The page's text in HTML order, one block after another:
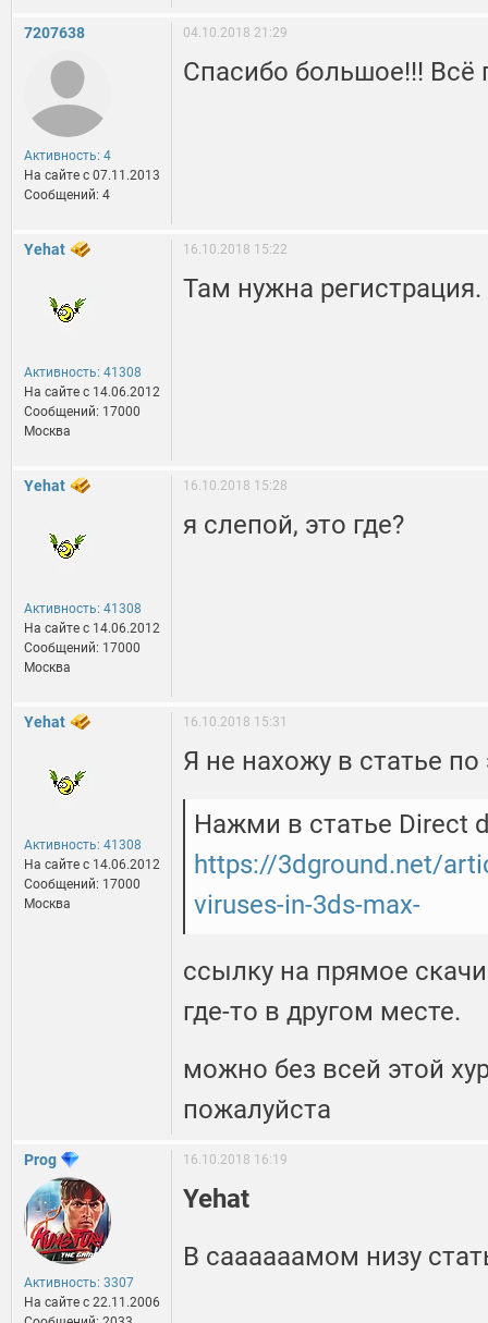
7207638
Активность: 4
На сайте c 07.11.2013
Сообщений: 4
04.10.2018 21:29
Спасибо большое!!! Всё
Yehat
Активность: 41308
На сайте c 14.06.2012
Сообщений: 17000
Москва
16.10.2018 15:22
Там нужна
Yehat
Активность: 41308
На сайте c 14.06.2012
Сообщений: 17000
Москва
16.10.2018 15:28
я слепой, это где?
Yehat
Активность: 41308
На сайте c 14.06.2012
Сообщений: 17000
Москва
16.10.2018 15:31
Я не нахожу в статье
Нажми в статье Direct
https://3dground.net/
viruses-in-3ds-max-
ссылку на прямое
где-то в другом месте.
можно без всей этой
пожалуйста
Prog
Активность: 3307
На сайте c 22.11.2006
16.10.2018 16:19
Yehat
В саааааамом низу